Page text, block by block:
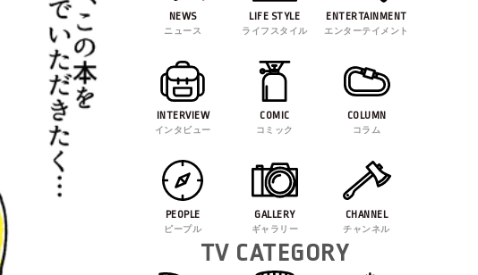
NEWS
ニュース
LIFE STYLE
ライフスタイル
ENTERTAINMENT
エンターテイメント
INTERVIEW
インタビュー
COMIC
コミック
COLUMN
コラム
PEOPLE
ピープル
GALLERY
ギャラリー
CHANNEL
チャンネル
TV CATEGORY